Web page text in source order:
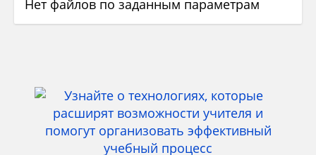
Нет файлов по заданным параметрам